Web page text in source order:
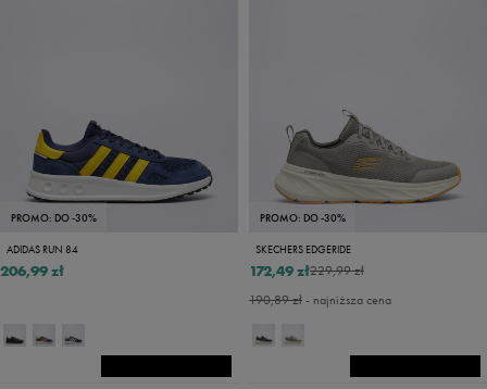
PROMO: DO -30%
ADIDAS RUN 84
206,99 zł
PROMO: DO -30%
SKECHERS EDGERIDE
229,99 zł
172,49 zł
190,89 zł- najniższa cena